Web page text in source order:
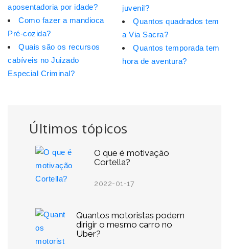
Últimos tópicos
O que é motivação
Cortella?
2022-01-17
Quantos motoristas podem
dirigir o mesmo carro no
Uber?
aposentadoria por idade?
Como fazer a mandioca
Pré-cozida?
Quais são os recursos
cabíveis no Juizado
Especial Criminal?
juvenil?
Quantos quadrados tem
a Via Sacra?
Quantos temporada tem
hora de aventura?